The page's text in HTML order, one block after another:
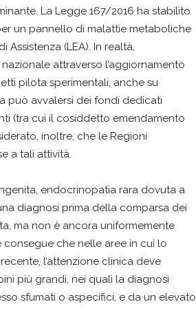
La Legge 167/2016 ha stabilito
un pannello di malattie metaboliche
Assistenza (LEA). In realtà,
attraverso l’aggiornamento
pilota sperimentali, anche su
può avvalersi dei fondi dedicati
(tra cui il cosiddetto emendamento
inoltre, che le Regioni
a tali attività.
endocrinopatia rara dovuta a
diagnosi prima della comparsa dei
ma non è ancora uniformemente
che nelle aree in cui lo
l’attenzione clinica deve
più grandi, nei quali la diagnosi
sfumati o aspecifici, e da un elevato